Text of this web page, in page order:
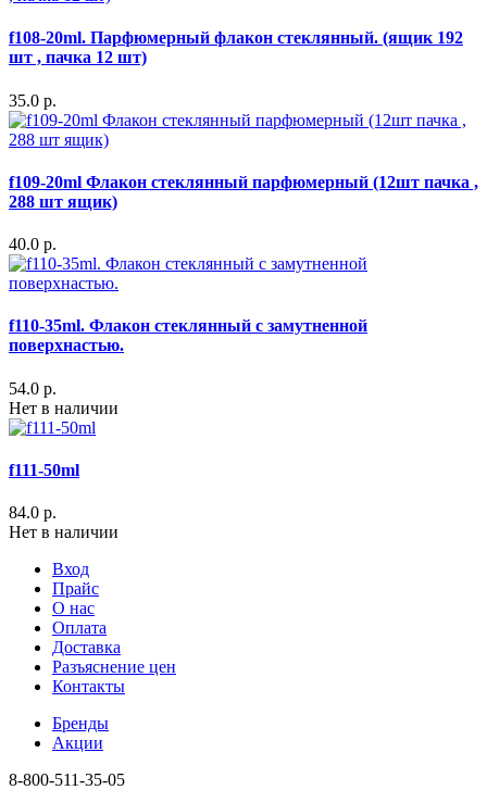
f108-20ml. Парфюмерный флакон стеклянный. (ящик 192
шт , пачка 12 шт)
35.0 р.
f109-20ml Флакон стеклянный парфюмерный (12шт пачка ,
288 шт ящик)
40.0 р.
f110-35ml. Флакон стеклянный с замутненной
поверхнастью.
54.0 р.
Нет в наличии
f111-50ml
84.0 р.
Нет в наличии
Вход
Прайс
О нас
Оплата
Доставка
Разъяснение цен
Контакты
Бренды
Акции
8-800-511-35-05